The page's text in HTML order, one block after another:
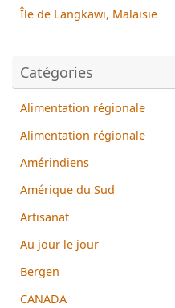
Île de Langkawi, Malaisie
Catégories
Alimentation régionale
Alimentation régionale
Amérindiens
Amérique du Sud
Artisanat
Au jour le jour
Bergen
CANADA